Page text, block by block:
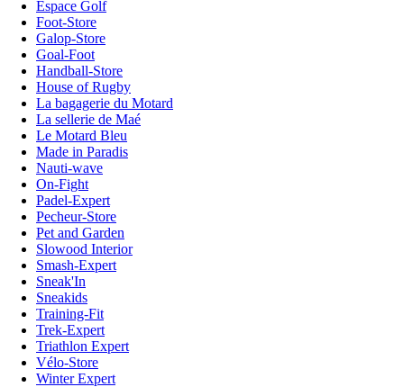
Espace Golf
Foot-Store
Galop-Store
Goal-Foot
Handball-Store
House of Rugby
La bagagerie du Motard
La sellerie de Maé
Le Motard Bleu
Made in Paradis
Nauti-wave
On-Fight
Padel-Expert
Pecheur-Store
Pet and Garden
Slowood Interior
Smash-Expert
Sneak'In
Sneakids
Training-Fit
Trek-Expert
Triathlon Expert
Vélo-Store
Winter Expert